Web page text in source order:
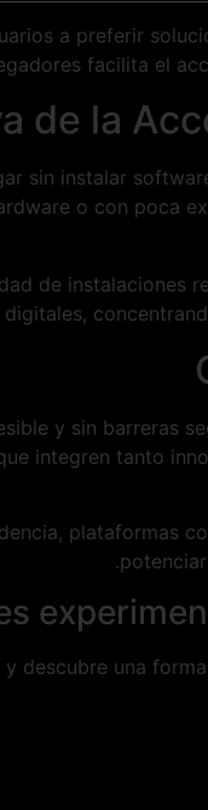
a preferir
facilita el
de la
sin instalar
o con poca
de
y sin barreras
integren tanto
descubre una